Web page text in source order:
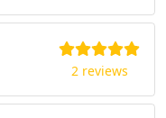
2 reviews